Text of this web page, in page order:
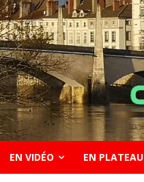
EN VIDÉO EN PLATEAU